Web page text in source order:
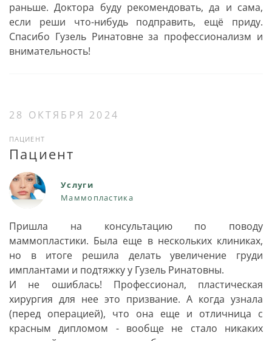
раньше. Доктора буду рекомендовать, да и сама,
если реши что-нибудь подправить, ещё приду.
Спасибо Гузель Ринатовне за профессионализм и
внимательность!
28 ОКТЯБРЯ 2024
Услуги
Маммопластика
ПАЦИЕНТ
Пациент
Пришла на консультацию по поводу
маммопластики. Была еще в нескольких клиниках,
но в итоге решила делать увеличение груди
имплантами и подтяжку у Гузель Ринатовны.
И не ошиблась! Профессионал, пластическая
хирургия для нее это призвание. А когда узнала
(перед операцией), что она еще и отличница с
красным дипломом - вообще не стало никаких